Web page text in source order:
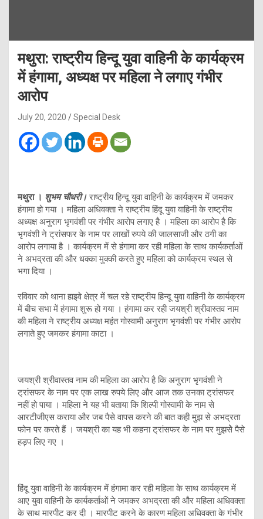
मथुरा: राष्ट्रीय हिन्दू युवा वाहिनी के कार्यक्रम
में हंगामा, अध्यक्ष पर महिला ने लगाए गंभीर
आरोप
July 20, 2020 Special Desk
मथुरा । शुभम चौधरी।राष्ट्रीय हिन्दू युवा वाहिनी के कार्यक्रम में जमकर
हंगामा हो गया । महिला अधिवक्ता ने राष्ट्रीय हिंदू युवा वाहिनी के राष्ट्रीय
अध्यक्ष अनुराग भृगवंशी पर गंभीर आरोप लगाए है । महिला का आरोप है कि
भृगवंशी ने ट्रांसफर के नाम पर लाखों रुपये की जालसाजी और ठगी का
आरोप लगाया है । कार्यक्रम में से हंगामा कर रही महिला के साथ कार्यकर्ताओं
ने अभद्रता की और धक्का मुक्की करते हुए महिला को कार्यक्रम स्थल से
भगा दिया ।
रविवार को थाना हाइवे क्षेत्र में चल रहे राष्ट्रीय हिन्दू युवा वाहिनी के कार्यक्रम
में बीच सभा में हंगामा शुरू हो गया । हंगामा कर रही जयश्री श्रीवास्तव नाम
की महिला ने राष्ट्रीय अध्यक्ष महंत गोस्वामी अनुराग भृगवंशी पर गंभीर आरोप
लगाते हुए जमकर हंगामा काटा ।
जयश्री श्रीवास्तव नाम की महिला का आरोप है कि अनुराग भृगवंशी ने
ट्रांसफर के नाम पर एक लाख रुपये लिए और आज तक उनका ट्रांसफर
नहीं हो पाया । महिला ने यह भी बताया कि शिल्पी गोस्वामी के नाम से
आरटीजीएस कराया और जब पैसे वापस करने की बात कही मुुझ से अभद्रता
फोन पर करते हैं । जयश्री का यह भी कहना ट्रांसफर के नाम पर मुझसेेेे पैसे
हड़प लिए गए ।
हिंदू युवा वाहिनी के कार्यक्रम में हंगामा कर रही महिला के साथ कार्यक्रम में
आए युवा वाहिनी के कार्यकर्ताओं ने जमकर अभद्रता की और महिला अधिवक्ता
के साथ मारपीट कर दी । मारपीट करने के कारण महिला अधिवक्ता के गंभीर